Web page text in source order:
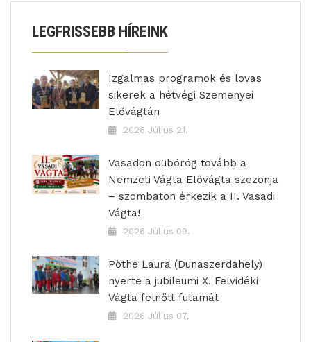
LEGFRISSEBB HÍREINK
Izgalmas programok és lovas
sikerek a hétvégi Szemenyei
Elővágtán
2026 Július 21.
Vasadon dübörög tovább a
Nemzeti Vágta Elővágta szezonja
– szombaton érkezik a II. Vasadi
Vágta!
2026 Július 09.
Pöthe Laura (Dunaszerdahely)
nyerte a jubileumi X. Felvidéki
Vágta felnőtt futamát
2026 Július 07.